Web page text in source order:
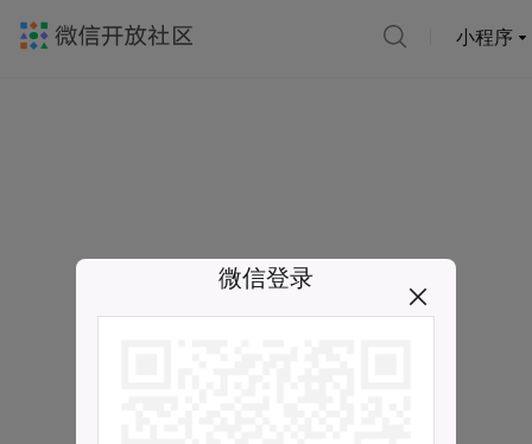
小程序
微信登录